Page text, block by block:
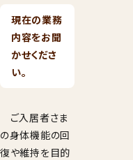
現在の業務
内容をお聞
かせくださ
い。
ご入居者さま
の身体機能の回
復や維持を目的